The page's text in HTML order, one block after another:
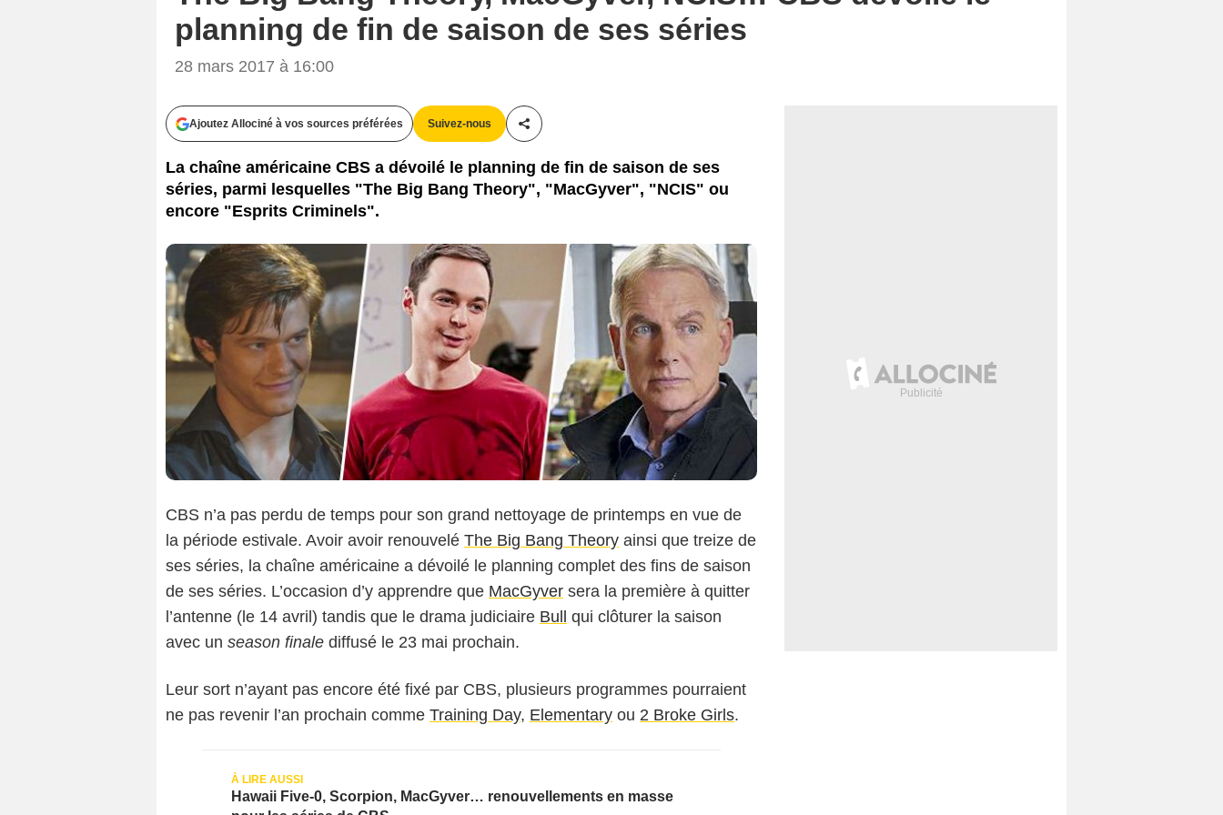
planning de fin de saison de ses séries
28 mars 2017 à 16:00
Ajoutez Allociné à vos sources préférées Suivez-nous
Partager cet article
La chaîne américaine CBS a dévoilé le planning de fin de saison de ses
séries, parmi lesquelles "The Big Bang Theory", "MacGyver", "NCIS" ou
encore "Esprits Criminels".
CBS
CBS n’a pas perdu de temps pour son grand nettoyage de printemps en vue de
la période estivale. Avoir avoir renouvelé The Big Bang Theory ainsi que treize de
ses séries, la chaîne américaine a dévoilé le planning complet des fins de saison
de ses séries. L’occasion d’y apprendre que MacGyver sera la première à quitter
l’antenne (le 14 avril) tandis que le drama judiciaire Bull qui clôturer la saison
avec un season finale diffusé le 23 mai prochain.
Leur sort n’ayant pas encore été fixé par CBS, plusieurs programmes pourraient
ne pas revenir l’an prochain comme Training Day, Elementary ou 2 Broke Girls.
Hawaii Five-0, Scorpion, MacGyver… renouvellements en masse